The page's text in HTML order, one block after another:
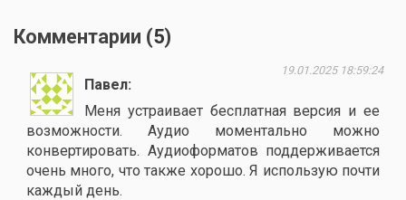
Комментарии (5)
Павел
19.01.2025 18:59:24
Меня устраивает бесплатная версия и ее
возможности. Аудио моментально можно
конвертировать. Аудиоформатов поддерживается
очень много, что также хорошо. Я использую почти
каждый день.